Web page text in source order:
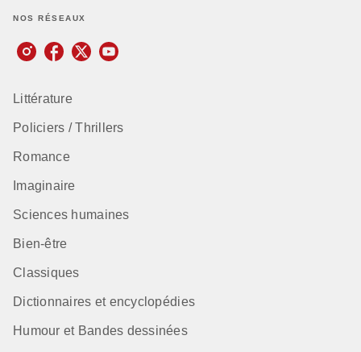
NOS RÉSEAUX
Littérature
Policiers / Thrillers
Romance
Imaginaire
Sciences humaines
Bien-être
Classiques
Dictionnaires et encyclopédies
Humour et Bandes dessinées